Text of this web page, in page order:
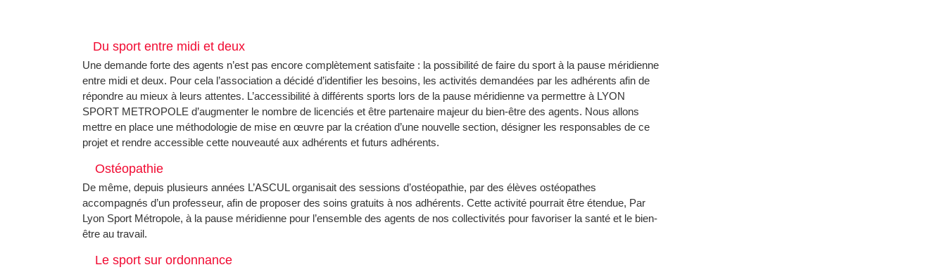
Du sport entre midi et deux
Une demande forte des agents n’est pas encore complètement satisfaite : la possibilité de faire du sport à la pause méridienne
entre midi et deux. Pour cela l’association a décidé d’identifier les besoins, les activités demandées par les adhérents afin de
répondre au mieux à leurs attentes. L’accessibilité à différents sports lors de la pause méridienne va permettre à LYON
SPORT METROPOLE d’augmenter le nombre de licenciés et être partenaire majeur du bien-être des agents. Nous allons
mettre en place une méthodologie de mise en œuvre par la création d’une nouvelle section, désigner les responsables de ce
projet et rendre accessible cette nouveauté aux adhérents et futurs adhérents.
Ostéopathie
De même, depuis plusieurs années L’ASCUL organisait des sessions d’ostéopathie, par des élèves ostéopathes
accompagnés d’un professeur, afin de proposer des soins gratuits à nos adhérents. Cette activité pourrait être étendue, Par
Lyon Sport Métropole, à la pause méridienne pour l’ensemble des agents de nos collectivités pour favoriser la santé et le bien-
être au travail.
Le sport sur ordonnance